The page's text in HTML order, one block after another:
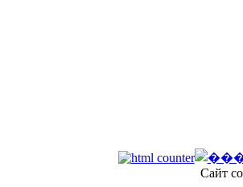
Сайт